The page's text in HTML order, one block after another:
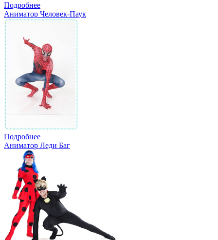
Подробнее
Аниматор Человек-Паук
Подробнее
Аниматор Леди Баг